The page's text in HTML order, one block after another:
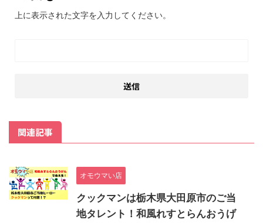
上に表示された文字を入力してください。
関連記事
オモウマい店
クックマンは栃木県大田原市のご当
地タレント！和風れすとらんおうげ